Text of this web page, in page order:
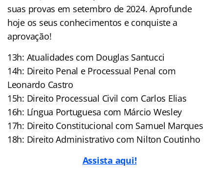
suas provas em setembro de 2024. Aprofunde
hoje os seus conhecimentos e conquiste a
aprovação!
13h: Atualidades com Douglas Santucci
14h: Direito Penal e Processual Penal com
Leonardo Castro
15h: Direito Processual Civil com Carlos Elias
16h: Língua Portuguesa com Márcio Wesley
17h: Direito Constitucional com Samuel Marques
18h: Direito Administrativo com Nilton Coutinho
Assista aqui!